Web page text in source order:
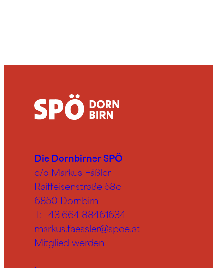
Die Dornbirner SPÖ
c/o Markus Fäßler
Raiffeisenstraße 58c
6850 Dornbirn
T: +43 664 88461634
markus.faessler@spoe.at
Mitglied werden